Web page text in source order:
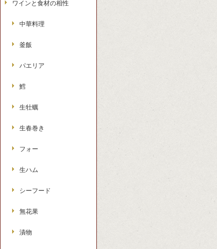
ワインと食材の相性
中華料理
釜飯
パエリア
鱈
生牡蠣
生春巻き
フォー
生ハム
シーフード
無花果
漬物